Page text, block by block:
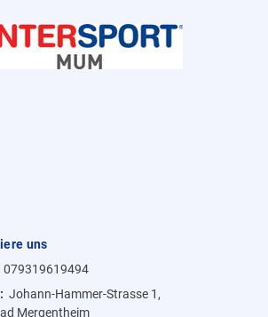
uns
079319619494
Johann-Hammer-Strasse 1,
Mergentheim